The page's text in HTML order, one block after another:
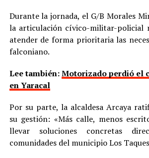
Durante la jornada, el G/B Morales
la articulación cívico-militar-policial
atender de forma prioritaria las
falconiano.
Lee también:Motorizado perdió el
en Yaracal
Por su parte, la alcaldesa Arcaya
su gestión: «Más calle, menos
llevar soluciones concretas
comunidades del municipio Los